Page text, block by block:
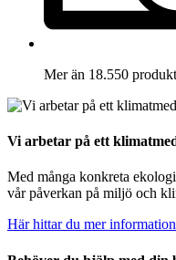
Mer än 18.550
Vi arbetar på ett
Med många konkreta
vår påverkan på miljö och
Här hittar du mer